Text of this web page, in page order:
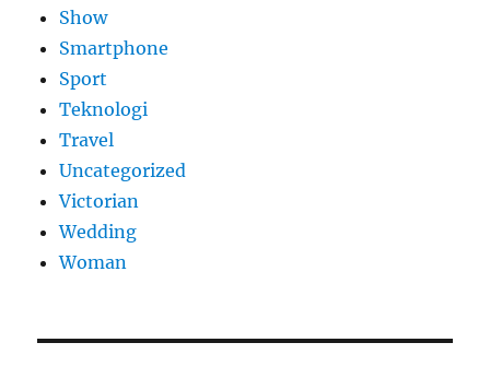
Show
Smartphone
Sport
Teknologi
Travel
Uncategorized
Victorian
Wedding
Woman